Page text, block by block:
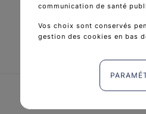
communication de santé
Vos choix sont conservés
gestion des cookies en bas